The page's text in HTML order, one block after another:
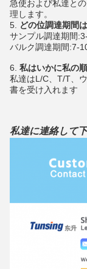
急使および私達と
理します。
5. どの位調達期間
サンプル調達期間
バルク調達期間:7-
6. 私はいかに私の
私達はL/C、T/T、
書を受け入れます
私達に連絡して